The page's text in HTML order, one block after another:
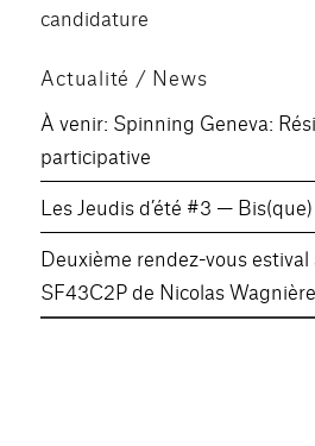
l’article
candidature
Actualité / News
À venir: Spinning Geneva:
participative
Les Jeudis d’été #3 —
Deuxième rendez-vous
SF43C2P de Nicolas